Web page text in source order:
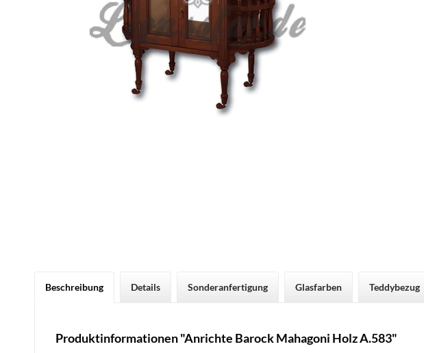
Beschreibung Details Sonderanfertigung Glasfarben Teddybezug
Produktinformationen "Anrichte Barock Mahagoni Holz A.583"